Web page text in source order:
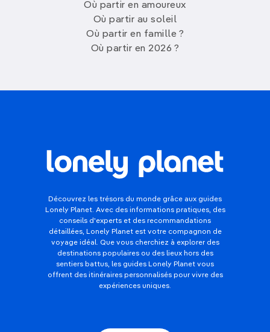
Où partir en amoureux
Où partir au soleil
Où partir en famille ?
Où partir en 2026 ?
Découvrez les trésors du monde grâce aux guides
Lonely Planet. Avec des informations pratiques, des
conseils d'experts et des recommandations
détaillées, Lonely Planet est votre compagnon de
voyage idéal. Que vous cherchiez à explorer des
destinations populaires ou des lieux hors des
sentiers battus, les guides Lonely Planet vous
offrent des itinéraires personnalisés pour vivre des
expériences uniques.